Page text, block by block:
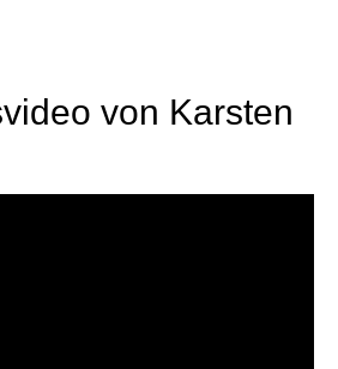
von Karsten